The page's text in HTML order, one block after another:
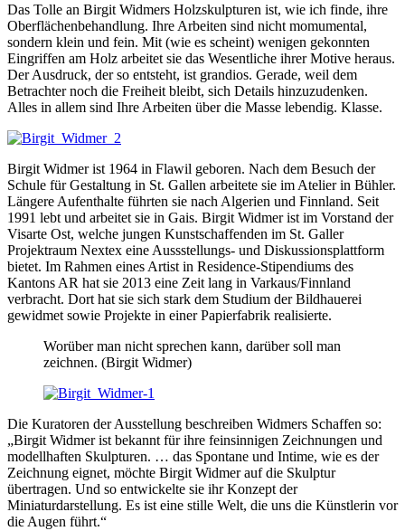
Das Tolle an Birgit Widmers Holzskulpturen ist, wie ich finde, ihre
Oberflächenbehandlung. Ihre Arbeiten sind nicht momumental,
sondern klein und fein. Mit (wie es scheint) wenigen gekonnten
Eingriffen am Holz arbeitet sie das Wesentliche ihrer Motive heraus.
Der Ausdruck, der so entsteht, ist grandios. Gerade, weil dem
Betrachter noch die Freiheit bleibt, sich Details hinzuzudenken.
Alles in allem sind Ihre Arbeiten über die Masse lebendig. Klasse.
Birgit Widmer ist 1964 in Flawil geboren. Nach dem Besuch der
Schule für Gestaltung in St. Gallen arbeitete sie im Atelier in Bühler.
Längere Aufenthalte führten sie nach Algerien und Finnland. Seit
1991 lebt und arbeitet sie in Gais. Birgit Widmer ist im Vorstand der
Visarte Ost, welche jungen Kunstschaffenden im St. Galler
Projektraum Nextex eine Aussstellungs- und Diskussionsplattform
bietet. Im Rahmen eines Artist in Residence-Stipendiums des
Kantons AR hat sie 2013 eine Zeit lang in Varkaus/Finnland
verbracht. Dort hat sie sich stark dem Studium der Bildhauerei
gewidmet sowie Projekte in einer Papierfabrik realisierte.
Worüber man nicht sprechen kann, darüber soll man
zeichnen. (Birgit Widmer)
Die Kuratoren der Ausstellung beschreiben Widmers Schaffen so:
„Birgit Widmer ist bekannt für ihre feinsinnigen Zeichnungen und
modellhaften Skulpturen. … das Spontane und Intime, wie es der
Zeichnung eignet, möchte Birgit Widmer auf die Skulptur
übertragen. Und so entwickelte sie ihr Konzept der
Miniaturdarstellung. Es ist eine stille Welt, die uns die Künstlerin vor
die Augen führt.“